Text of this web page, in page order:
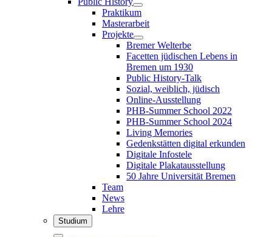
Praktikum
Masterarbeit
Projekte
Bremer Welterbe
Facetten jüdischen Lebens in
Bremen um 1930
Public History-Talk
Sozial, weiblich, jüdisch
Online-Ausstellung
PHB-Summer School 2022
PHB-Summer School 2024
Living Memories
Gedenkstätten digital erkunden
Digitale Infostele
Digitale Plakatausstellung
50 Jahre Universität Bremen
Team
News
Lehre
Studium